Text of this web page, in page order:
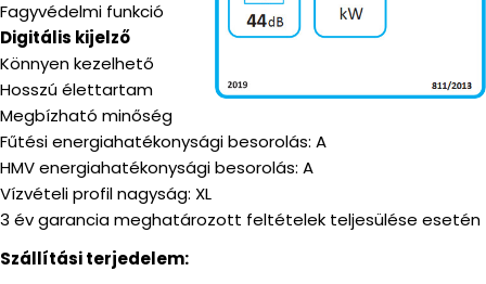
Fagyvédelmi funkció
Digitális kijelző
Könnyen kezelhető
Hosszú élettartam
Megbízható minőség
Fűtési energiahatékonysági besorolás: A
HMV energiahatékonysági besorolás: A
Vízvételi profil nagyság: XL
3 év garancia meghatározott feltételek teljesülése esetén
Szállítási terjedelem: